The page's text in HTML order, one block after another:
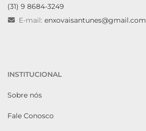
(31) 9 8684-3249
E-mail: enxovaisantunes@gmail.com
INSTITUCIONAL
Sobre nós
Fale Conosco